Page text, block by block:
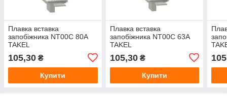
Плавка вставка
запобіжника NT00С 80А
TAKEL
105,30 ₴
Купити
Плавка вставка
запобіжника NT00С 63А
TAKEL
105,30₴
Купити